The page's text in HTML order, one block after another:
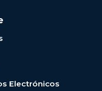
Electrónicos